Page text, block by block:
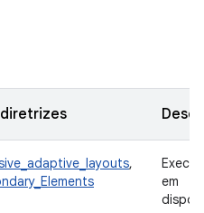
diretrizes
,
em